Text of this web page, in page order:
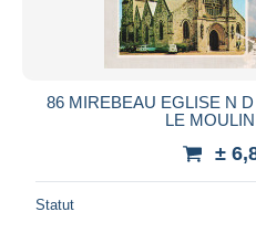
86 MIREBEAU EGLISE N
LE
±
Statut